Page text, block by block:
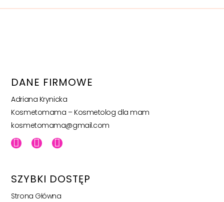
DANE FIRMOWE
Adriana Krynicka
Kosmetomama – Kosmetolog dla mam
kosmetomama@gmail.com
SZYBKI DOSTĘP
Strona Główna